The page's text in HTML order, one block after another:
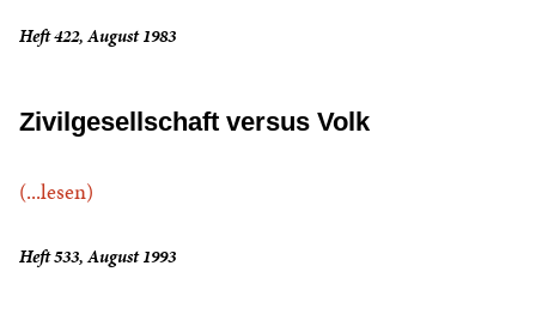
Heft 422, August 1983
Zivilgesellschaft versus Volk
(...lesen)
Heft 533, August 1993